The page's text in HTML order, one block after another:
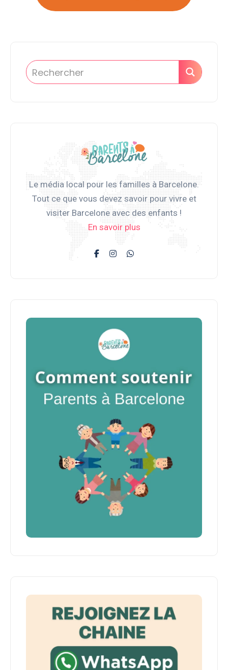
Le média local pour les familles à Barcelone.
Tout ce que vous devez savoir pour vivre et
visiter Barcelone avec des enfants !
En savoir plus